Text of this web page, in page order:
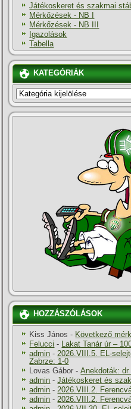
Játékoskeret és szakmai
Mérkőzések - NB I
Mérkőzések - NB III
Igazolások
Tabella
KATEGÓRIÁK
KATEGÓRIÁK
HOZZÁSZÓLÁSOK
Kiss János - Következő
Felucci -
Lakat Tanár úr –
admin - 2026.VIII.5. EL-
Zabrze: 1-0
Lovas Gábor -Anekdoták:
admin -Játékoskeret és
admin - 2026.VIII.2.
admin - 2026.VIII.2.